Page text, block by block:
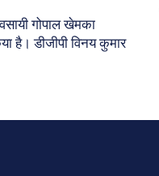
गोपाल खेमका
है। डीजीपी विनय कुमार